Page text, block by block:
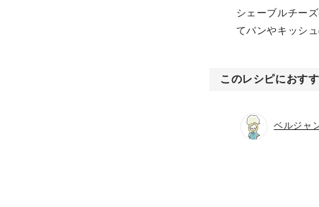
シェーブルチー
てパンやキッシ
このレシピにおす
ベルジャ